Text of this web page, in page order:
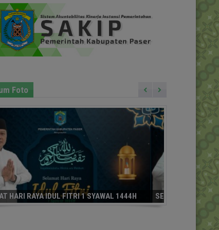
Foto
HARI RAYA IDUL FITRI 1 SYAWAL 1444H